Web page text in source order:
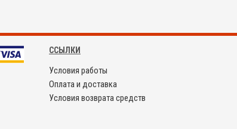
ССЫЛКИ
Условия работы
Оплата и доставка
Условия возврата средств